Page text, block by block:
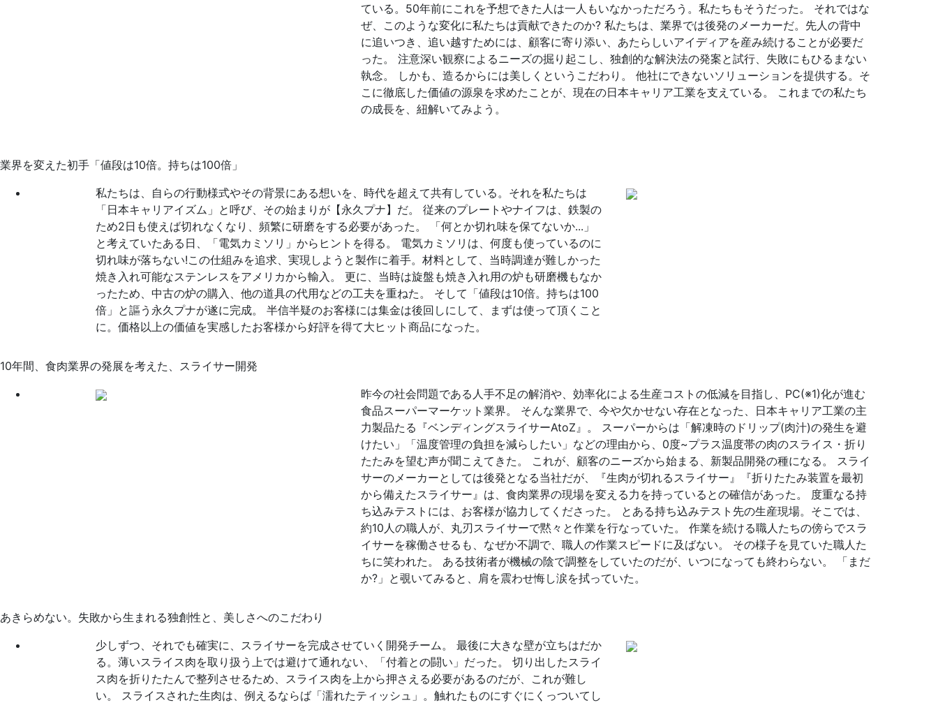
ている。50年前にこれを予想できた人は一人もいなかっただろう。私たちもそうだった。
それではな
ぜ、このような変化に私たちは貢献できたのか? 私たちは、業界では後発のメーカーだ。先人の背中
に追いつき、追い越すためには、顧客に寄り添い、あたらしいアイディアを産み続けることが必要だ
った。
注意深い観察によるニーズの掘り起こし、独創的な解決法の発案と試行、失敗にもひるまない
執念。
しかも、造るからには美しくというこだわり。
他社にできないソリューションを提供する。そ
こに徹底した価値の源泉を求めたことが、現在の日本キャリア工業を支えている。
これまでの私たち
の成長を、紐解いてみよう。
業界を変えた初手「値段は10倍。持ちは100倍」
私たちは、自らの行動様式やその背景にある想いを、時代を超えて共有している。 それを私たちは
「日本キャリアイズム」と呼び、その始まりが【永久プナ】だ。
従来のプレートやナイフは、鉄製の
ため2日も使えば切れなくなり、頻繁に研磨をする必要があった。
「何とか切れ味を保てないか...」
と考えていたある日、「電気カミソリ」からヒントを得る。
電気カミソリは、何度も使っているのに
切れ味が落ちない!この仕組みを追求、実現しようと製作に着手。材料として、当時調達が難しかった
焼き入れ可能なステンレスをアメリカから輸入。
更に、当時は旋盤も焼き入れ用の炉も研磨機もなか
ったため、中古の炉の購入、他の道具の代用などの工夫を重ねた。
そして「値段は10倍。持ちは100
倍」と謳う永久プナが遂に完成。
半信半疑のお客様には集金は後回しにして、まずは使って頂くこと
に。価格以上の価値を実感したお客様から好評を得て大ヒット商品になった。
10年間、食肉業界の発展を考えた、スライサー開発
昨今の社会問題である人手不足の解消や、効率化による生産コストの低減を目指し、PC(※1)化が進む
食品スーパーマーケット業界。
そんな業界で、今や欠かせない存在となった、日本キャリア工業の主
力製品たる『ベンディングスライサーAtoZ』。
スーパーからは「解凍時のドリップ(肉汁)の発生を避
けたい」「温度管理の負担を減らしたい」などの理由から、0度~プラス温度帯の肉のスライス・折り
たたみを望む声が聞こえてきた。
これが、顧客のニーズから始まる、新製品開発の種になる。
スライ
サーのメーカーとしては後発となる当社だが、『生肉が切れるスライサー』『折りたたみ装置を最初
から備えたスライサー』は、食肉業界の現場を変える力を持っているとの確信があった。
度重なる持
ち込みテストには、お客様が協力してくださった。
とある持ち込みテスト先の生産現場。そこでは、
約10人の職人が、丸刃スライサーで黙々と作業を行なっていた。
作業を続ける職人たちの傍らでスラ
イサーを稼働させるも、なぜか不調で、職人の作業スピードに及ばない。
その様子を見ていた職人た
ちに笑われた。
ある技術者が機械の陰で調整をしていたのだが、いつになっても終わらない。
「まだ
か?」と覗いてみると、肩を震わせ悔し涙を拭っていた。
あきらめない。失敗から生まれる独創性と、美しさへのこだわり
少しずつ、それでも確実に、スライサーを完成させていく開発チーム。
最後に大きな壁が立ちはだか
る。薄いスライス肉を取り扱う上では避けて通れない、「付着との闘い」だった。
切り出したスライ
ス肉を折りたたんで整列させるため、スライス肉を上から押さえる必要があるのだが、これが難し
い。
スライスされた生肉は、例えるならば「濡れたティッシュ」。触れたものにすぐにくっついてし